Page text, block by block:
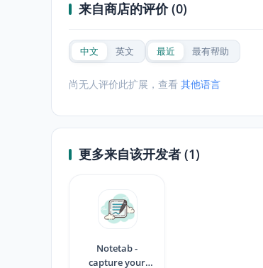
来自商店的评价 (0)
中文 英文 最近 最有帮助
尚无人评价此扩展，查看 其他语言
更多来自该开发者 (1)
Notetab -
capture your